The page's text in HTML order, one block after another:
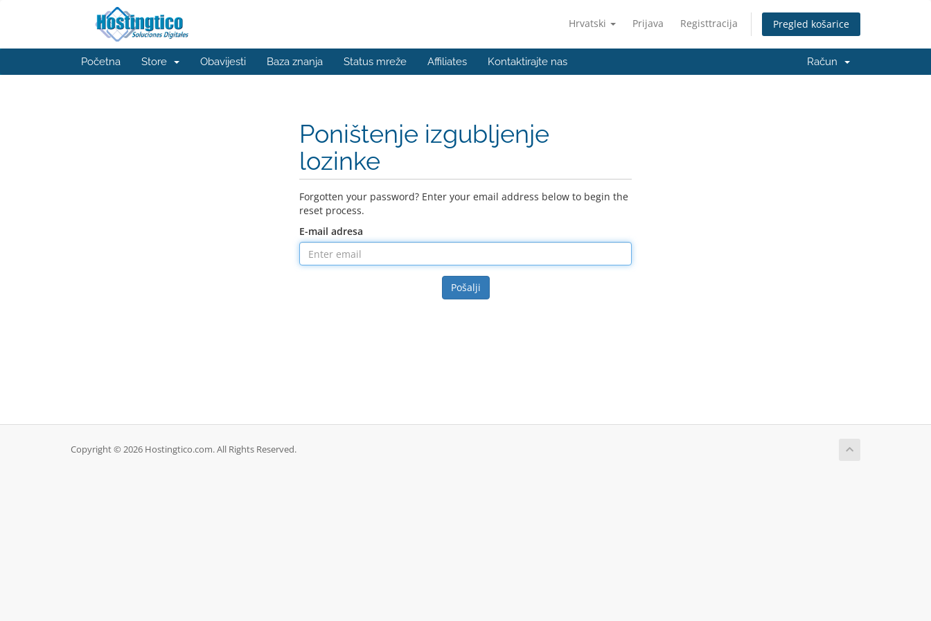
Hrvatski Prijava Registtracija Pregled košarice
Početna Store Obavijesti Baza znanja Status mreže Affiliates Kontaktirajte nas Račun
Poništenje izgubljenje
lozinke
Forgotten your password? Enter your email address below to begin the
reset process.
E-mail adresa
Pošalji
Copyright © 2026 Hostingtico.com. All Rights Reserved.